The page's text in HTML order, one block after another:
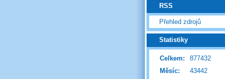
RSS
Přehled zdrojů
Statistiky
Celkem:
877432
Měsíc:
43442